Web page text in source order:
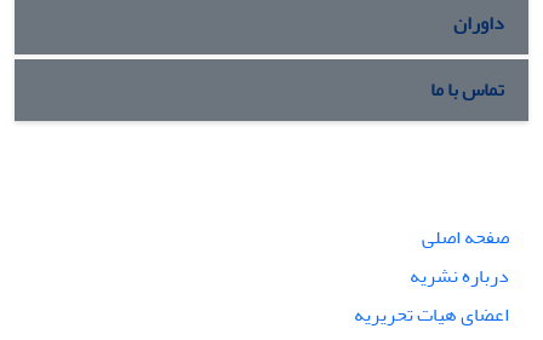
داوران
تماس با ما
صفحه اصلی
درباره نشریه
اعضای هیات تحریریه